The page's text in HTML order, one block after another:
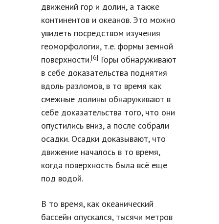
движений гор и долин, а также
континентов и океанов. Это можно
увидеть посредством изучения
геоморфологии, т.е. формы земной
поверхности.[6] Горы обнаруживают
в себе доказательства поднятия
вдоль разломов, в то время как
смежные долины обнаруживают в
себе доказательства того, что они
опустились вниз, а после собрали
осадки. Осадки доказывают, что
движение началось в то время,
когда поверхность была всё еще
под водой.
В то время, как океанический
бассейн опускался, тысячи метров